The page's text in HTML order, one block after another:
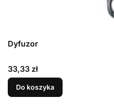
Dyfuzor
Cena
33,33 zł
Do koszyka